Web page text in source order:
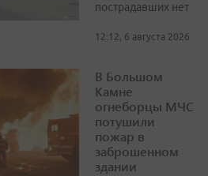
пострадавших нет
12:12, 6 августа 2026
В Большом
Камне
огнеборцы МЧС
потушили
пожар в
заброшенном
здании